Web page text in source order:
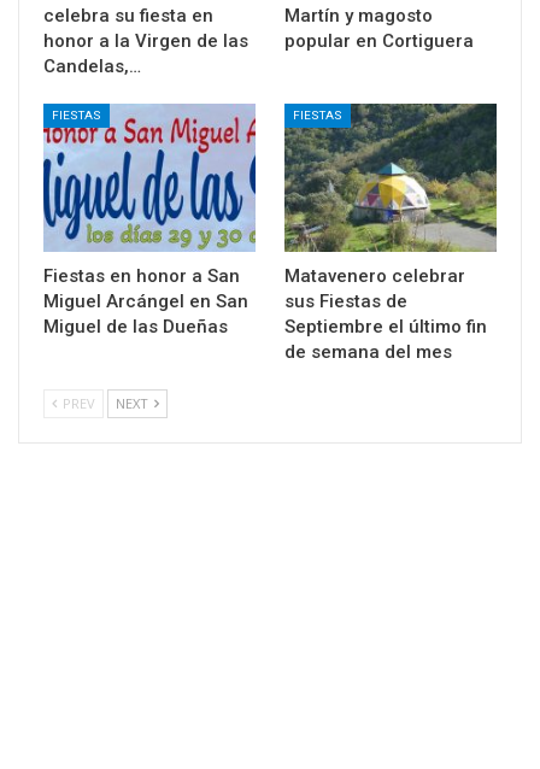
celebra su fiesta en
honor a la Virgen de las
Candelas,…
Martín y magosto
popular en Cortiguera
FIESTAS
Fiestas en honor a San
Miguel Arcángel en San
Miguel de las Dueñas
FIESTAS
Matavenero celebrar
sus Fiestas de
Septiembre el último fin
de semana del mes
PREV NEXT